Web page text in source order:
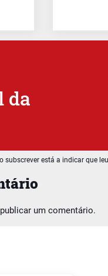
um comentário.
da
subscrever está a indicar que